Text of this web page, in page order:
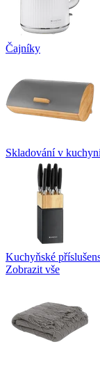
Čajníky
Skladování v kuchyni
Kuchyňské
Zobrazit vše